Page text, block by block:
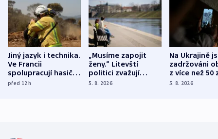
Jiný jazyk i technika.
Ve Francii
spolupracují hasiči z
různých zemí
před 12h
„Musíme zapojit
ženy.“ Litevští
politici zvažují
dohodu o
5. 8. 2026
Na Ukrajině
zadržováni
z více než 50
Bojovali na
5. 8. 2026